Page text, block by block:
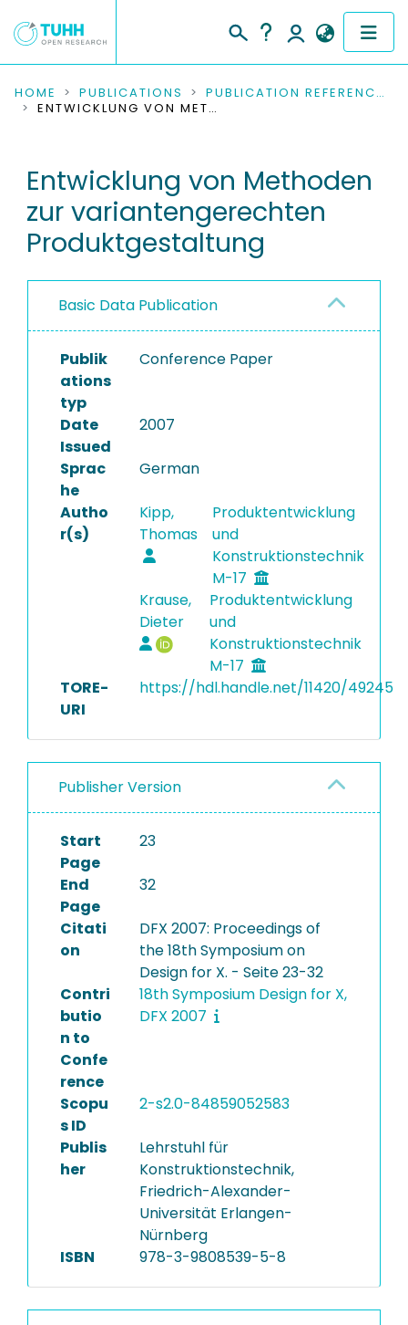
COMMUNITIES & COLLECTIONS
RESEARCH DATA
PEOPLE
PROJECTS
HOME PUBLICATIONS
PUBLICATION REFERENCES
ENTWICKLUNG VON METHODEN ZUR VARIANTENGERECHTEN PRODUKTGESTALTUNG
Entwicklung von Methoden
zur variantengerechten
Produktgestaltung
Basic Data Publication
Publik
ations
typ
Conference Paper
Date
Issued
2007
Sprac
he
German
Autho
r(s)
Kipp,
Thomas
Produktentwicklung
und
Konstruktionstechnik
M-17
Krause,
Dieter
Produktentwicklung
und
Konstruktionstechnik
M-17
TORE-
URI
https://hdl.handle.net/11420/49245
Publisher Version
Start
Page
23
End
Page
32
Citati
on
DFX 2007: Proceedings of
the 18th Symposium on
Design for X. - Seite 23-32
Contri
butio
n to
Confe
rence
18th Symposium Design for X,
DFX 2007
Scopu
s ID
2-s2.0-84859052583
Publis
her
Lehrstuhl für
Konstruktionstechnik,
Friedrich-Alexander-
Universität Erlangen-
Nürnberg
ISBN
978-3-9808539-5-8